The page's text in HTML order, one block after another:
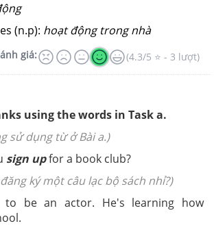
(n.p): hoạt động trong nhà
giá: (4.3/5 ⭐ - 3 lượt)
using the words in Task a.
sử dụng từ ở Bài a.)
sign upfor a book club?
ký một câu lạc bộ sách nhỉ?)
to be an actor. He's learning how